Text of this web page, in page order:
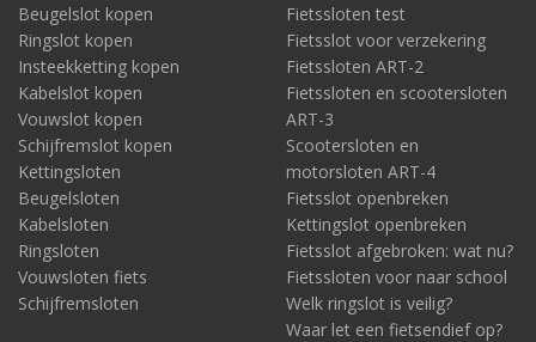
Beugelslot kopen
Ringslot kopen
Insteekketting kopen
Kabelslot kopen
Vouwslot kopen
Schijfremslot kopen
Kettingsloten
Beugelsloten
Kabelsloten
Ringsloten
Vouwsloten fiets
Schijfremsloten
Fietssloten test
Fietsslot voor verzekering
Fietssloten ART-2
Fietssloten en scootersloten
ART-3
Scootersloten en
motorsloten ART-4
Fietsslot openbreken
Kettingslot openbreken
Fietsslot afgebroken: wat nu?
Fietssloten voor naar school
Welk ringslot is veilig?
Waar let een fietsendief op?